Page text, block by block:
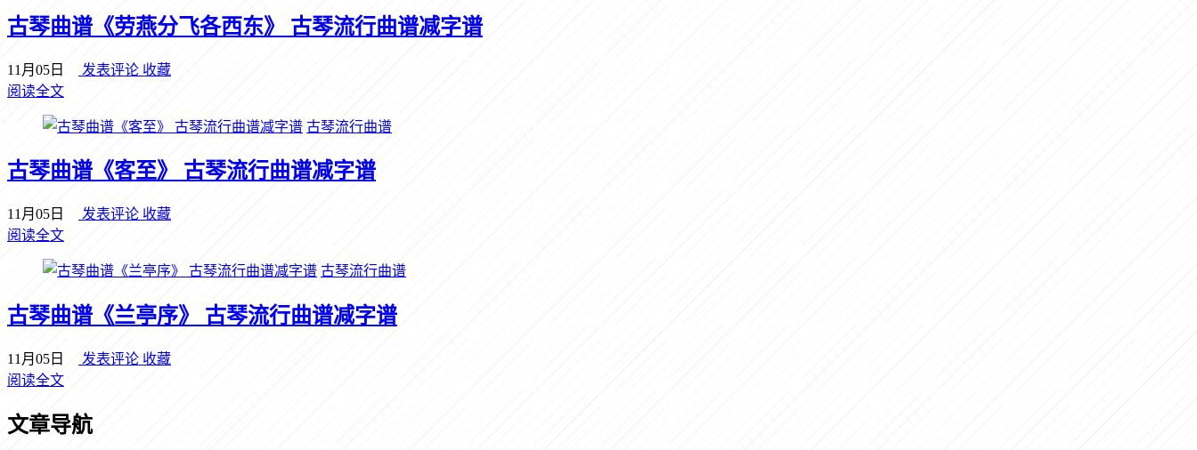
古琴曲谱《劳燕分飞各西东》 古琴流行曲谱减字谱
11月05日 发表评论 收藏
阅读全文
古琴流行曲谱
古琴曲谱《客至》 古琴流行曲谱减字谱
11月05日 发表评论 收藏
阅读全文
古琴流行曲谱
古琴曲谱《兰亭序》 古琴流行曲谱减字谱
11月05日 发表评论 收藏
阅读全文
文章导航